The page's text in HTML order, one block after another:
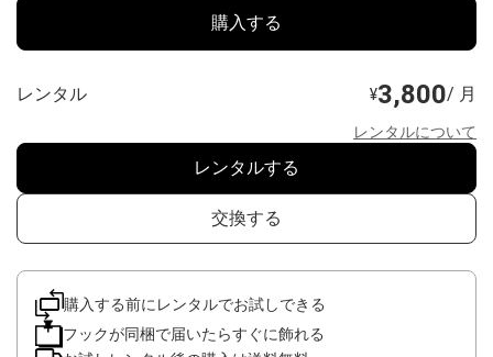
購入する
レンタル ¥3,800/ 月
レンタルについて
レンタルする
交換する
購入する前にレンタルでお試しできる
フックが同梱で届いたらすぐに飾れる